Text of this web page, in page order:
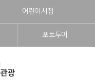
어린이시청
포토투어